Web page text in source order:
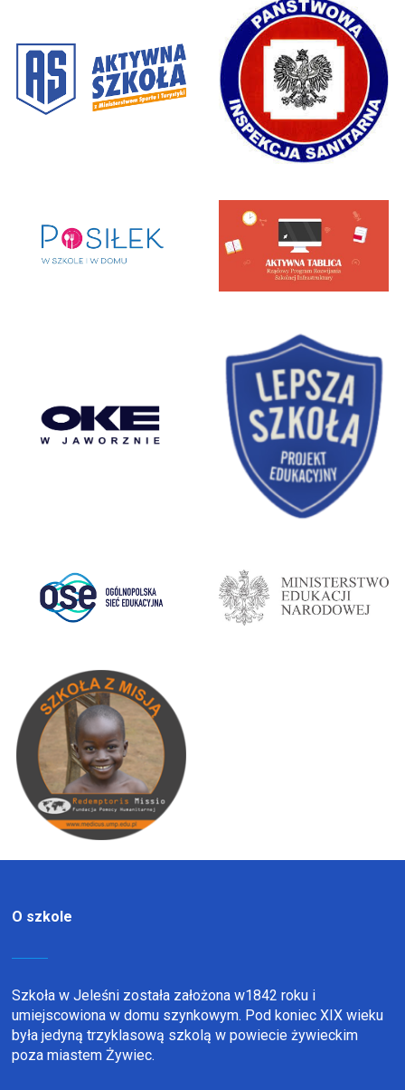
O szkole
Szkoła w Jeleśni została założona w1842 roku i
umiejscowiona w domu szynkowym. Pod koniec XIX wieku
była jedyną trzyklasową szkolą w powiecie żywieckim
poza miastem Żywiec.